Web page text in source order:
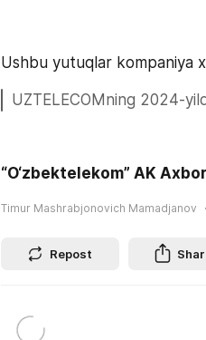
Ushbu yutuqlar kompaniya
UZTELECOMning 2024-
“O‘zbektelekom” AK
Timur Mashrabjonovich Mamadjanov
Repost